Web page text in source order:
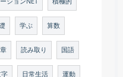
学ぶ 算数
読み取り 国語
日常生活 運動